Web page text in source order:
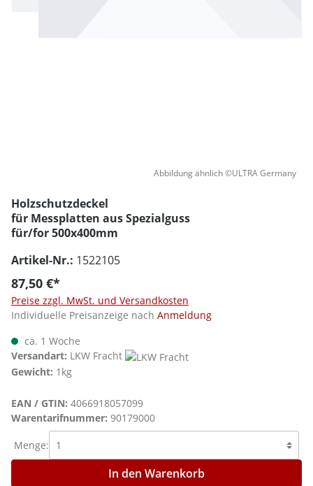
Abbildung ähnlich ©ULTRA Germany
Holzschutzdeckel
für Messplatten aus Spezialguss
für/for 500x400mm
Artikel-Nr.: 1522105
87,50 €*
Preise zzgl. MwSt. und Versandkosten
Individuelle Preisanzeige nach Anmeldung
ca. 1 Woche
Versandart: LKW Fracht
Gewicht: 1kg
EAN / GTIN: 4066918057099
Warentarifnummer: 90179000
Menge:
In den Warenkorb